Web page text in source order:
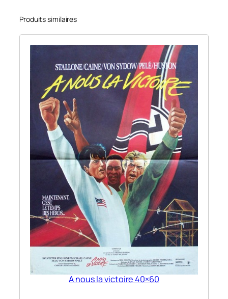
Produits similaires
A nous la victoire 40×60